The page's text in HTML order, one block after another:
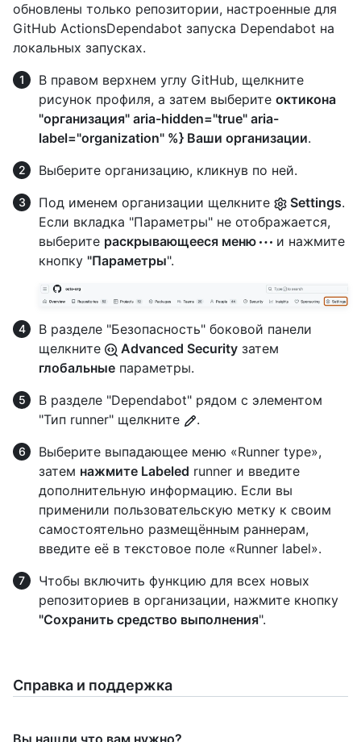
обновлены только репозитории, настроенные для
GitHub ActionsDependabot запуска Dependabot на
локальных запусках.
В правом верхнем углу GitHub, щелкните
рисунок профиля, а затем выберите октикона
"организация" aria-hidden="true" aria-
label="organization" %} Ваши организации.
Выберите организацию, кликнув по ней.
Под именем организации щелкните
Settings.
Если вкладка "Параметры" не отображается,
выберите раскрывающееся меню
и нажмите
кнопку "Параметры".
В разделе "Безопасность" боковой панели
щелкните
Advanced Security затем
глобальные параметры.
В разделе "Dependabot" рядом с элементом
"Тип runner" щелкните
.
Выберите выпадающее меню «Runner type»,
затем нажмите Labeled runner и введите
дополнительную информацию. Если вы
применили пользовательскую метку к своим
самостоятельно размещённым раннерам,
введите её в текстовое поле «Runner label».
Чтобы включить функцию для всех новых
репозиториев в организации, нажмите кнопку
"Сохранить средство выполнения".
Справка и поддержка
Вы нашли что вам нужно?